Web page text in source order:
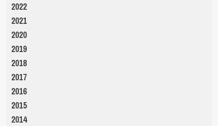
2022
2021
2020
2019
2018
2017
2016
2015
2014